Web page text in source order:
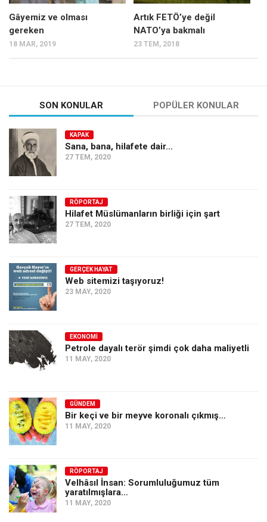
Karisi kitap sualleri
Ekonomi
Sağlık
Hayat
Türkiye
Dünya
Avrupa
İslam Dünyası
Tarih
Düşünce
Gâyemiz ve olması
gereken
18 MAR, 2019
Artık FETÖ’ye değil
NATO’ya bakmalı
23 TEM, 2018
SON KONULAR POPÜLER KONULAR
KAPAK
Sana, bana, hilafete dair…
27 TEM, 2020
RÖPORTAJ
Hilafet Müslümanların birliği için şart
27 TEM, 2020
GERÇEK HAYAT
Web sitemizi taşıyoruz!
23 MAY, 2020
EKONOMI
Petrole dayalı terör şimdi çok daha maliyetli
11 MAY, 2020
GÜNDEM
Bir keçi ve bir meyve koronalı çıkmış…
11 MAY, 2020
RÖPORTAJ
Velhâsıl İnsan: Sorumluluğumuz tüm
yaratılmışlara…
11 MAY, 2020